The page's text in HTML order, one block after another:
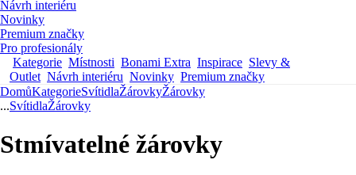
Návrh interiéru
Novinky
Premium značky
Pro profesionály
Kategorie Místnosti Bonami Extra Inspirace Slevy &
Outlet Návrh interiéru Novinky Premium značky
DomůKategorieSvítidlaŽárovkyŽárovky
...SvítidlaŽárovky
Stmívatelné žárovky